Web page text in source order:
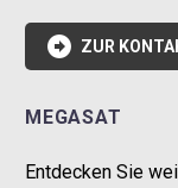
 ZUR
MEGASAT
Entdecken Sie